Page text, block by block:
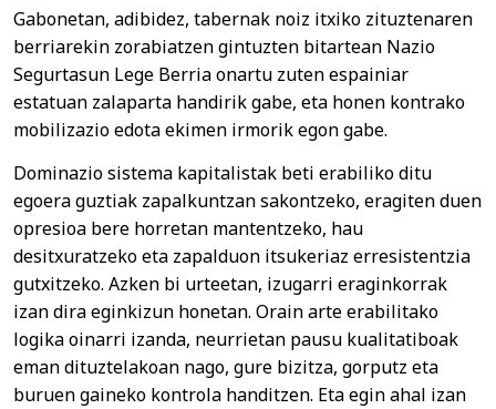
Gabonetan, adibidez, tabernak noiz itxiko zituztenaren
berriarekin zorabiatzen gintuzten bitartean Nazio
Segurtasun Lege Berria onartu zuten espainiar
estatuan zalaparta handirik gabe, eta honen kontrako
mobilizazio edota ekimen irmorik egon gabe.
Dominazio sistema kapitalistak beti erabiliko ditu
egoera guztiak zapalkuntzan sakontzeko, eragiten duen
opresioa bere horretan mantentzeko, hau
desitxuratzeko eta zapalduon itsukeriaz erresistentzia
gutxitzeko. Azken bi urteetan, izugarri eraginkorrak
izan dira eginkizun honetan. Orain arte erabilitako
logika oinarri izanda, neurrietan pausu kualitatiboak
eman dituztelakoan nago, gure bizitza, gorputz eta
buruen gaineko kontrola handitzen. Eta egin ahal izan